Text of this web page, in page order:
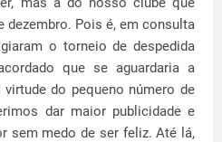
dezembro. Pois é, em consulta
o torneio de despedida
que se aguardaria a
virtude do pequeno número de
dar maior publicidade e
sem medo de ser feliz. Até lá,